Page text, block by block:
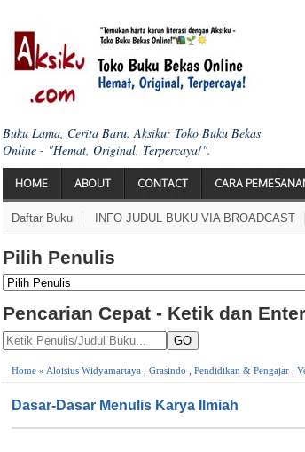
Buku Lama, Cerita Baru. Aksiku: Toko Buku Bekas
Online - "Hemat, Original, Terpercaya!".
HOME ABOUT CONTACT CARA
Daftar Buku INFO JUDUL BUKU VIA BROADCAST
Pilih Penulis
Pencarian Cepat - Ketik dan Enter
GO
Home » Aloisius Widyamartaya Grasindo Pendidikan & Pengajar
Dasar-Dasar Menulis Karya Ilmiah